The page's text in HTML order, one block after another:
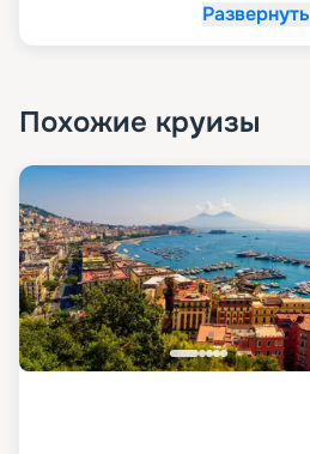
Развернуть
Похожие круизы